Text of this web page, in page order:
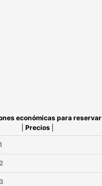
económicas para reservar
Precios